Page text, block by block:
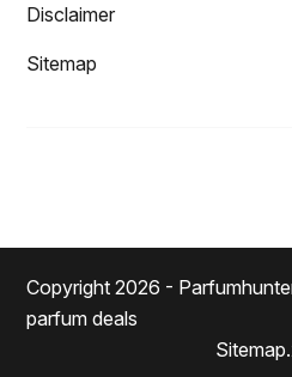
Disclaimer
Sitemap
Copyright 2026 -
parfum deals